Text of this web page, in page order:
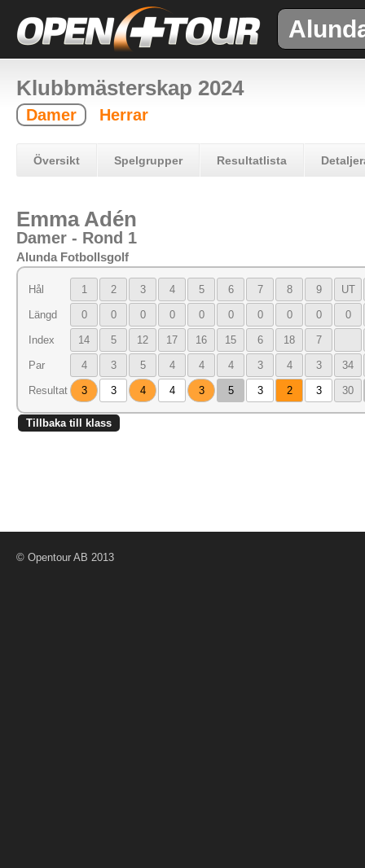
Klubbmästerskap 2024
Damer Herrar
Översikt Spelgrupper Resultatlista
Emma Adén
Damer - Rond 1
Alunda Fotbollsgolf
Hål 1 2 3 4 5 6 7 8 9 UT
Längd 0 0 0 0 0 0 0 0 0 0
Index 14 5 12 17 16 15 6 18 7
Par 4 3 5 4 4 4 3 4 3 34
Resultat 3 3 4 4 3 5 3 2 3 30
Tillbaka till klass
© Opentour AB 2013